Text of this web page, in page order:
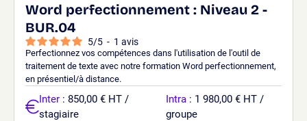
Word perfectionnement : Niveau 2 -
BUR.04
5/5 - 1 avis
Perfectionnez vos compétences dans l'utilisation de l'outil de
traitement de texte avec notre formation Word perfectionnement,
en présentiel/à distance.
Inter : 850,00 € HT /
stagiaire
Intra : 1 980,00 € HT /
groupe